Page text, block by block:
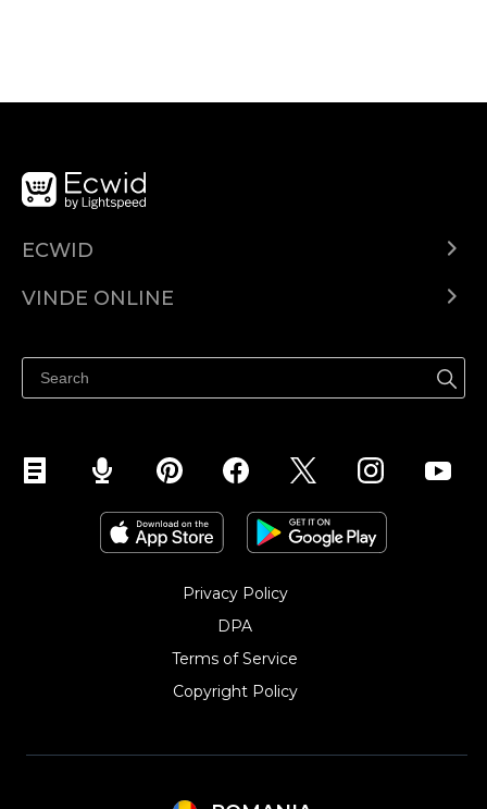
ECWID
Prețuri
VINDE ONLINE
Vinde pe Facebook
Vinde pe Instagram
Privacy Policy
DPA
Terms of Service
Copyright Policy‎